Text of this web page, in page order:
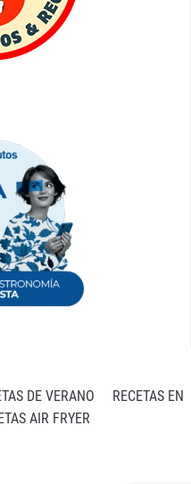
DE VERANO
RECETAS EN
AIR FRYER